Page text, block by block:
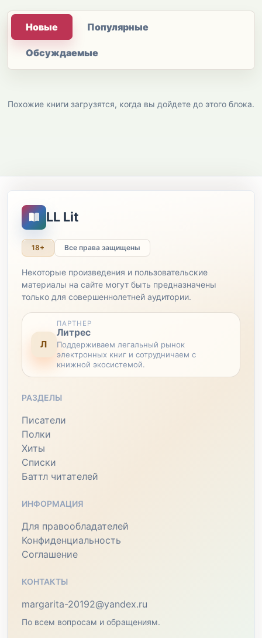
Новые Популярные
Обсуждаемые
Похожие книги загрузятся, когда вы дойдете до этого блока.
LL Lit
18+ Все права защищены
Некоторые произведения и пользовательские
материалы на сайте могут быть предназначены
только для совершеннолетней аудитории.
Л
ПАРТНЕР
Литрес
Поддерживаем легальный рынок
электронных книг и сотрудничаем с
книжной экосистемой.
РАЗДЕЛЫ
Писатели
Полки
Хиты
Списки
Баттл читателей
ИНФОРМАЦИЯ
Для правообладателей
Конфиденциальность
Соглашение
КОНТАКТЫ
margarita-20192@yandex.ru
По всем вопросам и обращениям.